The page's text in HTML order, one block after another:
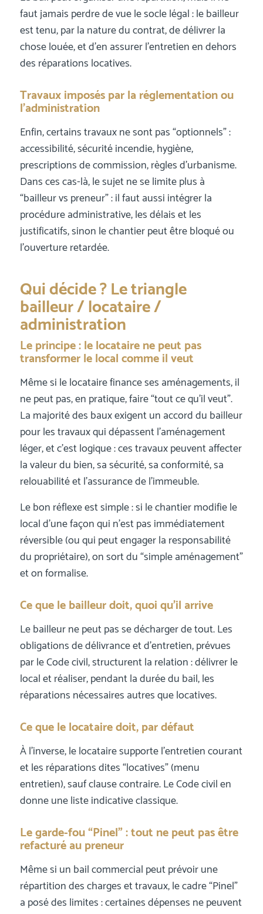
faut jamais perdre de vue le socle légal : le bailleur
est tenu, par la nature du contrat, de délivrer la
chose louée, et d’en assurer l’entretien en dehors
des réparations locatives.
Travaux imposés par la réglementation ou
l’administration
Enfin, certains travaux ne sont pas “optionnels” :
accessibilité, sécurité incendie, hygiène,
prescriptions de commission, règles d’urbanisme.
Dans ces cas-là, le sujet ne se limite plus à
“bailleur vs preneur” : il faut aussi intégrer la
procédure administrative, les délais et les
justificatifs, sinon le chantier peut être bloqué ou
l’ouverture retardée.
Qui décide ? Le triangle
bailleur / locataire /
administration
Le principe : le locataire ne peut pas
transformer le local comme il veut
Même si le locataire finance ses aménagements, il
ne peut pas, en pratique, faire “tout ce qu’il veut”.
La majorité des baux exigent un accord du bailleur
pour les travaux qui dépassent l’aménagement
léger, et c’est logique : ces travaux peuvent affecter
la valeur du bien, sa sécurité, sa conformité, sa
relouabilité et l’assurance de l’immeuble.
Le bon réflexe est simple : si le chantier modifie le
local d’une façon qui n’est pas immédiatement
réversible (ou qui peut engager la responsabilité
du propriétaire), on sort du “simple aménagement”
et on formalise.
Ce que le bailleur doit, quoi qu’il arrive
Le bailleur ne peut pas se décharger de tout. Les
obligations de délivrance et d’entretien, prévues
par le Code civil, structurent la relation : délivrer le
local et réaliser, pendant la durée du bail, les
réparations nécessaires autres que locatives.
Ce que le locataire doit, par défaut
À l’inverse, le locataire supporte l’entretien courant
et les réparations dites “locatives” (menu
entretien), sauf clause contraire. Le Code civil en
donne une liste indicative classique.
Le garde-fou “Pinel” : tout ne peut pas être
refacturé au preneur
Même si un bail commercial peut prévoir une
répartition des charges et travaux, le cadre “Pinel”
a posé des limites : certaines dépenses ne peuvent